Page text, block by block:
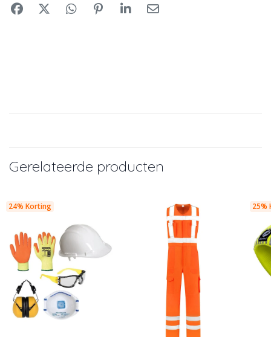
Gerelateerde producten
24% Korting 25%